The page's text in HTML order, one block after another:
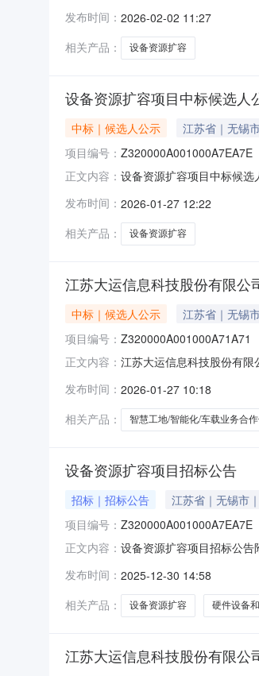
发布时间： 2026-02-02 11:27
相关产品：
设备资源扩容
设备资源扩容项目中标候选人
中标｜候选人公示 江苏省｜无锡
项目编号： Z320000A001000A7EA7E
正文内容： 设备资源扩容项目中标候选
发布时间： 2026-01-27 12:22
相关产品：
设备资源扩容
江苏大运信息科技股份有限
中标｜候选人公示 江苏省｜无锡
项目编号： Z320000A001000A71A71
正文内容： 江苏大运信息科技股份有
发布时间： 2026-01-27 10:18
相关产品：
智慧工地/智能化/车载业务合
设备资源扩容项目招标公告
招标｜招标公告 江苏省｜无锡市
项目编号： Z320000A001000A7EA7E
正文内容： 设备资源扩容项目招标公告
发布时间： 2025-12-30 14:58
相关产品：
设备资源扩容 硬件设备
江苏大运信息科技股份有限